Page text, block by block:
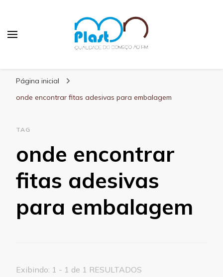
Página inicial
onde encontrar fitas adesivas para embalagem
TAG
onde encontrar
fitas adesivas
para embalagem
Exibindo: 1 - 1 de 1 RESULTADOS